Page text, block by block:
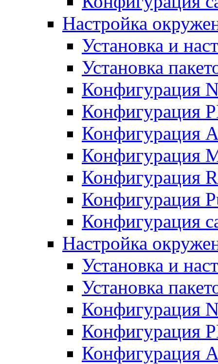
Настройка
Установка и
Установка
Конфигурация
Конфигурация
Конфигурация
Конфигурация
Конфигурация
Конфигурация
Конфигурация
Настройка
Установка и
Установка
Конфигурация
Конфигурация
Конфигурация